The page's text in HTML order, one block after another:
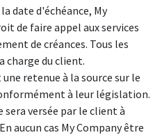
date d'échéance, My
de faire appel aux services
de créances. Tous les
charge du client.
retenue à la source sur le
à leur législation.
sera versée par le client à
aucun cas My Company être